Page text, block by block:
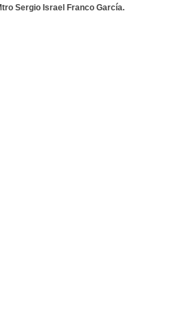
Sergio Israel Franco García.